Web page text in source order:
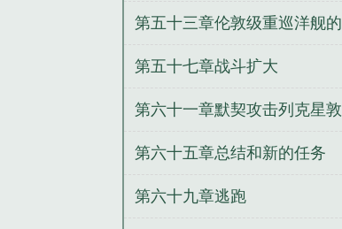
第五十三章伦敦级重巡洋舰的
合体能力
第五十七章战斗扩大
第六十一章默契攻击列克星敦
第六十五章总结和新的任务
第六十九章逃跑